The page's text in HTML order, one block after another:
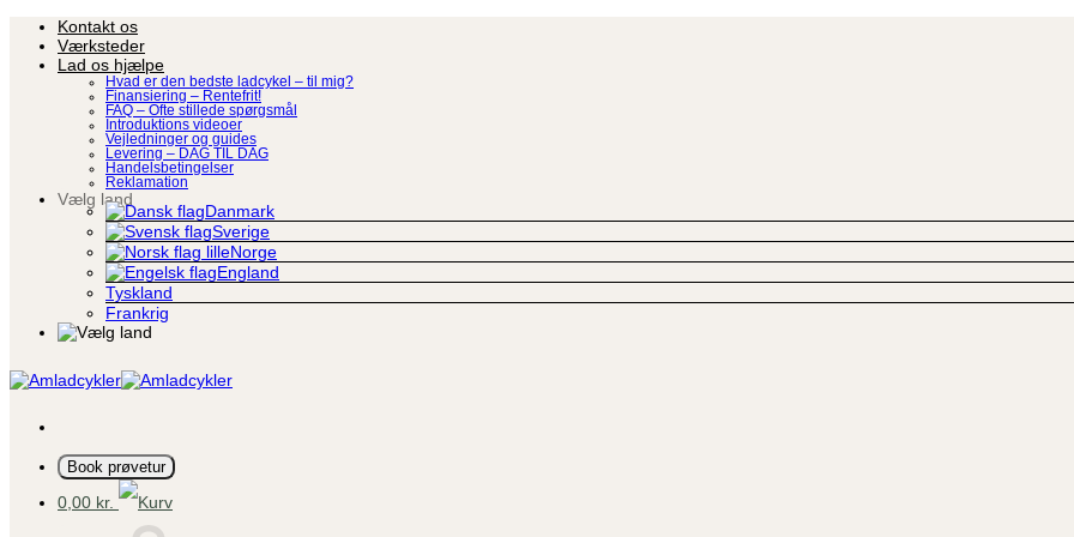
Fortsæt
indhold
Kontakt os
Værksteder
Lad os hjælpe
Hvad er den bedste ladcykel – til mig?
Finansiering – Rentefrit!
FAQ – Ofte stillede spørgsmål
Introduktions videoer
Vejledninger og guides
Levering – DAG TIL DAG
Handelsbetingelser
Reklamation
Vælg land
Danmark
Sverige
Norge
England
Tyskland
Frankrig
Book prøvetur
0,00 kr.